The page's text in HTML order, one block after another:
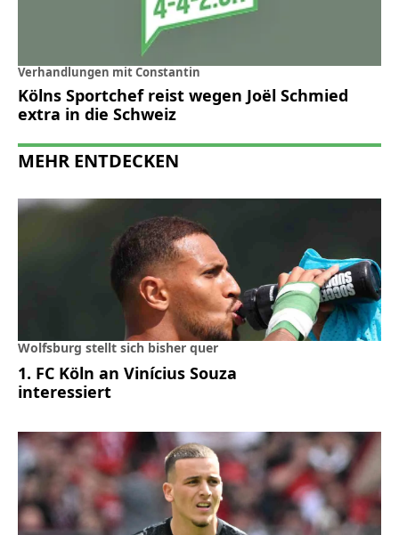
Verhandlungen mit Constantin
Kölns Sportchef reist wegen Joël Schmied
extra in die Schweiz
MEHR ENTDECKEN
Wolfsburg stellt sich bisher quer
1. FC Köln an Vinícius Souza
interessiert